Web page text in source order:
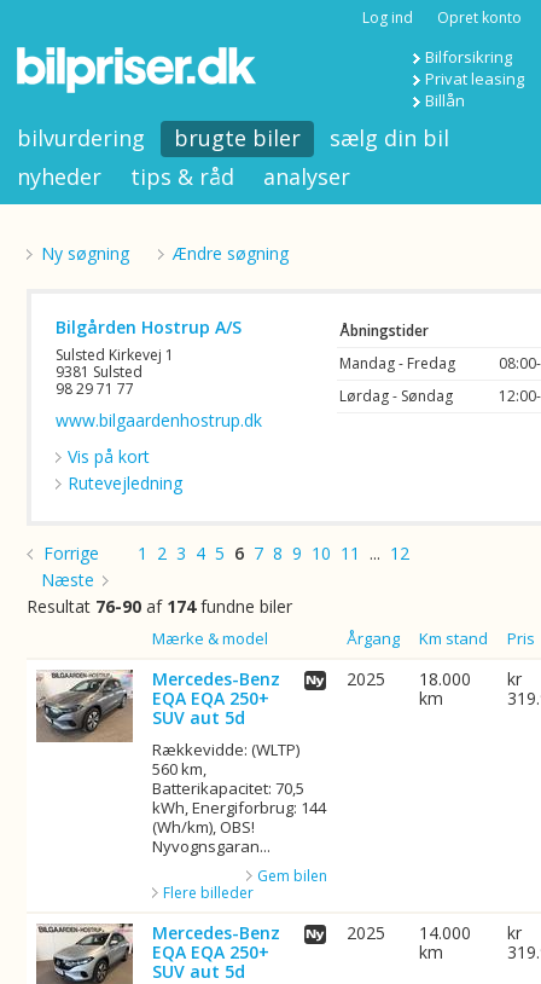
Log ind Opret konto
Bilforsikring
Privat leasing
Billån
bilvurdering brugte biler
sælg din bil
nyheder
tips & råd analyser
Ny søgning Ændre søgning
Bilgården Hostrup A/S
Sulsted Kirkevej 1
9381 Sulsted
98 29 71 77
www.bilgaardenhostrup.dk
Vis på kort
Rutevejledning
Åbningstider
Mandag - Fredag
Lørdag - Søndag
Forrige 1 2 3 4 5 6 7 8 9 10 11 ... 12
Næste
Resultat 76-90 af 174fundne biler
Mærke & model Årgang Km stand Pris
Mercedes-Benz
EQA EQA 250+
SUV aut 5d
Rækkevidde: (WLTP)
560 km,
Batterikapacitet: 70,5
kWh, Energiforbrug: 144
(Wh/km), OBS!
Nyvognsgaran...
Gem bilen
Flere billeder
2025
18.000
km
kr
Mercedes-Benz
EQA EQA 250+
SUV aut 5d
2025
14.000
km
kr